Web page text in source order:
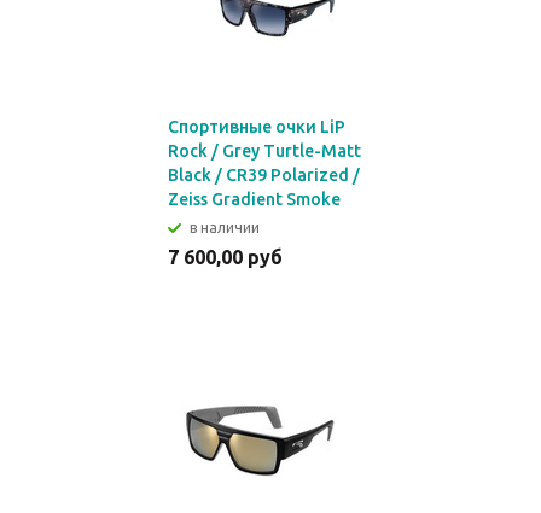
Спортивные очки LiP
Rock / Grey Turtle-Matt
Black / CR39 Polarized /
Zeiss Gradient Smoke
в наличии
7 600,00 руб